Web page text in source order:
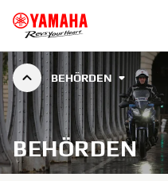
BEHÖRDEN
BEHÖRDEN